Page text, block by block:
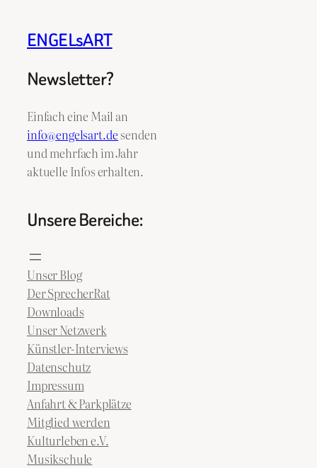
ENGELsART
Newsletter?
Einfach eine Mail an
info@engelsart.desenden
und mehrfach im Jahr
aktuelle Infos erhalten.
Unsere Bereiche:
Unser Blog
Der SprecherRat
Downloads
Unser Netzwerk
Künstler-Interviews
Datenschutz
Impressum
Anfahrt & Parkplätze
Mitglied werden
Kulturleben e.V.
Musikschule